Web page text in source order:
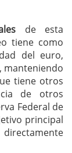
de esta
tiene como
del euro,
, manteniendo
tiene otros
de otros
Federal de
principal